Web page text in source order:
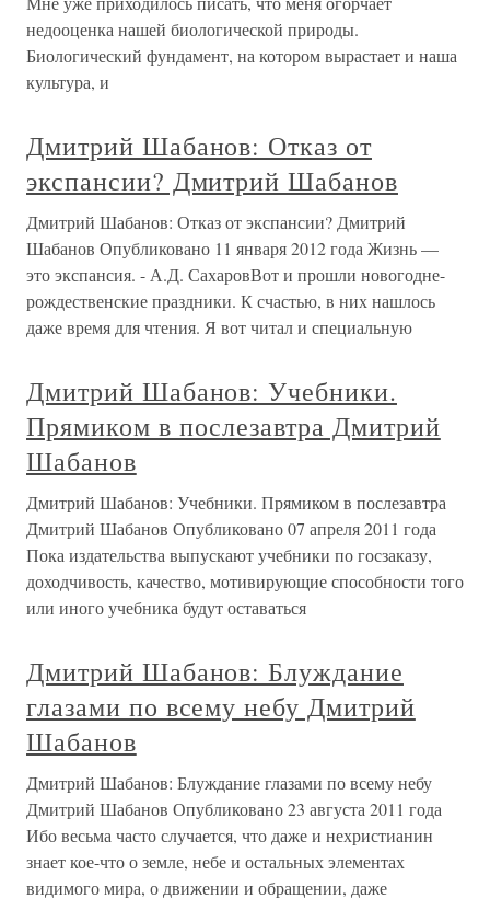
недооценка нашей биологической природы.
Биологический фундамент, на котором вырастает и наша
культура, и
Дмитрий Шабанов: Отказ от
экспансии? Дмитрий Шабанов
Дмитрий Шабанов: Отказ от экспансии? Дмитрий
Шабанов Опубликовано 11 января 2012 года Жизнь —
это экспансия. - А.Д. СахаровВот и прошли новогодне-
рождественские праздники. К счастью, в них нашлось
даже время для чтения. Я вот читал и специальную
Дмитрий Шабанов: Учебники.
Прямиком в послезавтра Дмитрий
Шабанов
Дмитрий Шабанов: Учебники. Прямиком в послезавтра
Дмитрий Шабанов Опубликовано 07 апреля 2011 года
Пока издательства выпускают учебники по госзаказу,
доходчивость, качество, мотивирующие способности того
или иного учебника будут оставаться
Дмитрий Шабанов: Блуждание
глазами по всему небу Дмитрий
Шабанов
Дмитрий Шабанов: Блуждание глазами по всему небу
Дмитрий Шабанов Опубликовано 23 августа 2011 года
Ибо весьма часто случается, что даже и нехристианин
знает кое-что о земле, небе и остальных элементах
видимого мира, о движении и обращении, даже